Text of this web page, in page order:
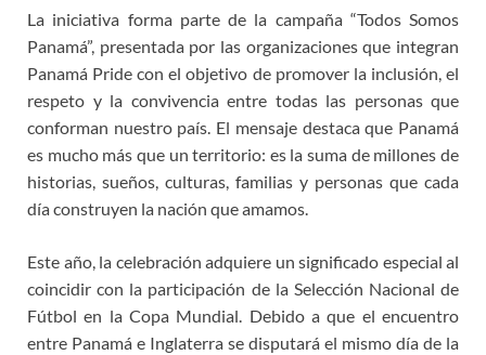
La iniciativa forma parte de la campaña “Todos Somos
Panamá”, presentada por las organizaciones que integran
Panamá Pride con el objetivo de promover la inclusión, el
respeto y la convivencia entre todas las personas que
conforman nuestro país. El mensaje destaca que Panamá
es mucho más que un territorio: es la suma de millones de
historias, sueños, culturas, familias y personas que cada
día construyen la nación que amamos.
Este año, la celebración adquiere un significado especial al
coincidir con la participación de la Selección Nacional de
Fútbol en la Copa Mundial. Debido a que el encuentro
entre Panamá e Inglaterra se disputará el mismo día de la